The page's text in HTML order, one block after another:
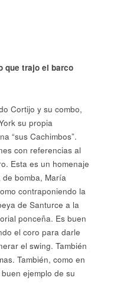
que trajo el barco
Cortijo y su combo,
su propia
“sus Cachimbos”.
con referencias al
Esta es un homenaje
bomba, María
contraponiendo la
de Santurce a la
ponceña. Es buen
el coro para darle
el swing. También
También, como en
ejemplo de su